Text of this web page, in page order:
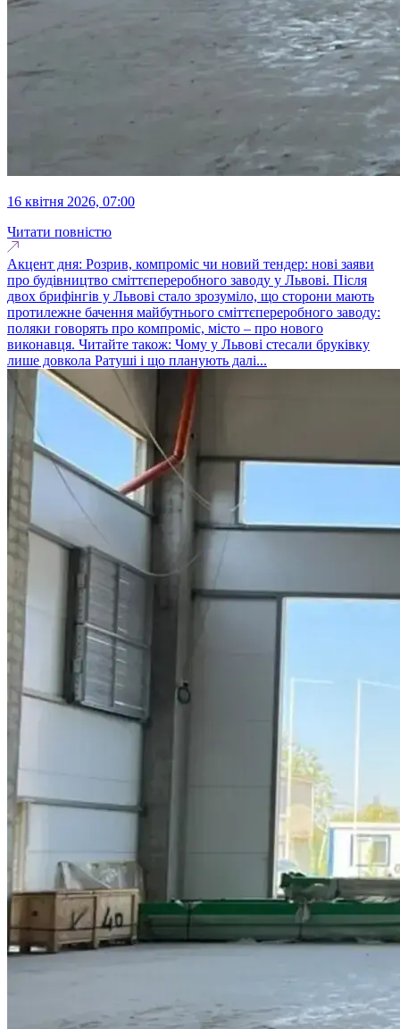
16 квітня 2026, 07:00
Читати повністю
Акцент дня: Розрив, компроміс чи новий тендер: нові заяви
про будівництво сміттєпереробного заводу у Львові. Після
двох брифінгів у Львові стало зрозуміло, що сторони мають
протилежне бачення майбутнього сміттєпереробного заводу:
поляки говорять про компроміс, місто – про нового
виконавця. Читайте також: Чому у Львові стесали бруківку
лише довкола Ратуші і що планують далі...